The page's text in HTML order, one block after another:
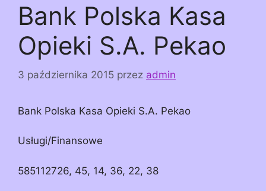
Bank Polska Kasa
Opieki S.A. Pekao
3 października 2015 przez admin
Bank Polska Kasa Opieki S.A. Pekao
Usługi/Finansowe
585112726, 45, 14, 36, 22, 38